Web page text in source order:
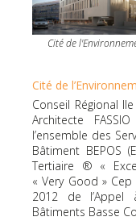
Cité de
Cité de
Conseil Régional
Architecte
l’ensemble des
Bâtiment BEPOS
Tertiaire ® «
« Very Good »
2012 de l’Appel
Bâtiments Basse